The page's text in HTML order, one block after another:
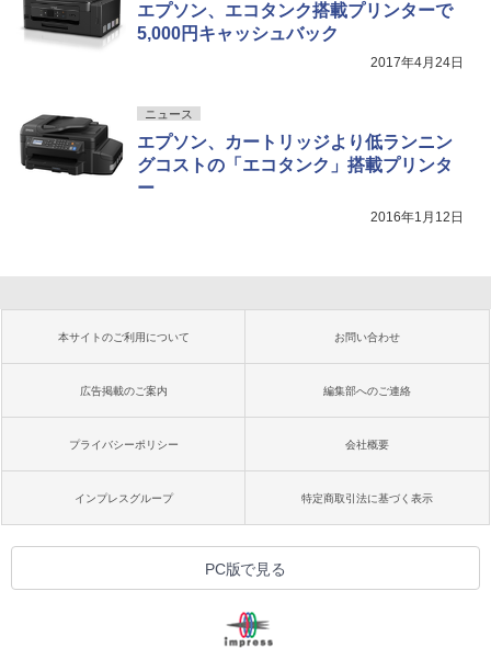
エプソン、エコタンク搭載プリンターで
5,000円キャッシュバック
2017年4月24日
ニュース
エプソン、カートリッジより低ランニン
グコストの「エコタンク」搭載プリンタ
ー
2016年1月12日
本サイトのご利用について お問い合わせ
広告掲載のご案内 編集部へのご連絡
プライバシーポリシー 会社概要
インプレスグループ 特定商取引法に基づく表示
PC版で見る